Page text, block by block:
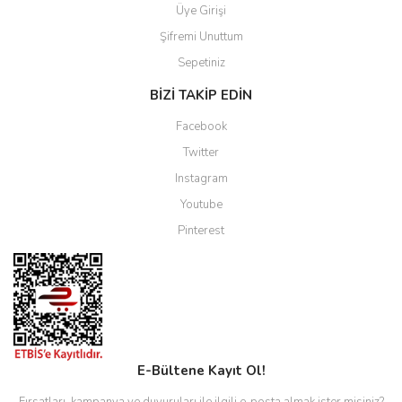
Üye Girişi
Şifremi Unuttum
Sepetiniz
BİZİ TAKİP EDİN
Facebook
Twitter
Instagram
Youtube
Pinterest
E-Bültene Kayıt Ol!